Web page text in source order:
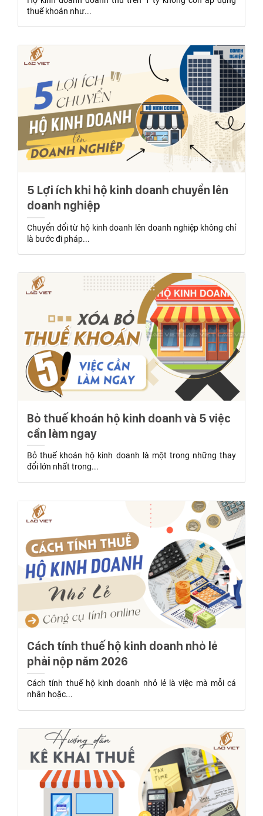
thuế khoán như...
5 Lợi ích khi hộ kinh doanh chuyển lên
doanh nghiệp
Chuyển đổi từ hộ kinh doanh lên doanh nghiệp không chỉ
là bước đi pháp...
Bỏ thuế khoán hộ kinh doanh và 5 việc
cần làm ngay
Bỏ thuế khoán hộ kinh doanh là một trong những thay
đổi lớn nhất trong...
Cách tính thuế hộ kinh doanh nhỏ lẻ
phải nộp năm 2026
Cách tính thuế hộ kinh doanh nhỏ lẻ là việc mà mỗi cá
nhân hoặc...